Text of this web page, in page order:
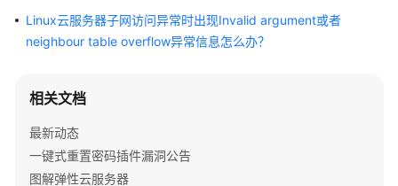
服
务
产
品
介
绍
Linux云服务器子网访问异常时出现Invalid argument或者
neighbour table overflow异常信息怎么办？
相关文档
最新动态
一键式重置密码插件漏洞公告
图解弹性云服务器